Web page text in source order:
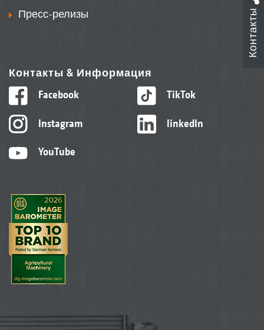
Пресс-релизы
Контакты & Информация
Facebook
Instagram
YouTube
TikTok
linkedIn
Контакты